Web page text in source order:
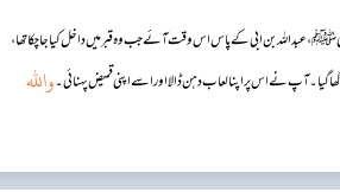
عبداللہ بن ابی کے پاس اس وقت آئے جب وہ قبر میں داخل کیا جاچکا تھا،
آپ نے اس پر اپنا لعاب دہن ڈالا اور اسے اپنی قمیض پہنائی۔واللہ